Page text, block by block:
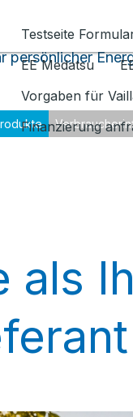
Testseite
EE Medatsu
Vorgaben für
Finanzierung
persönlicher
als